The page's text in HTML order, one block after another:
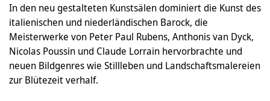
In den neu gestalteten Kunstsälen dominiert die Kunst des
italienischen und niederländischen Barock, die
Meisterwerke von Peter Paul Rubens, Anthonis van Dyck,
Nicolas Poussin und Claude Lorrain hervorbrachte und
neuen Bildgenres wie Stillleben und Landschaftsmalereien
zur Blütezeit verhalf.